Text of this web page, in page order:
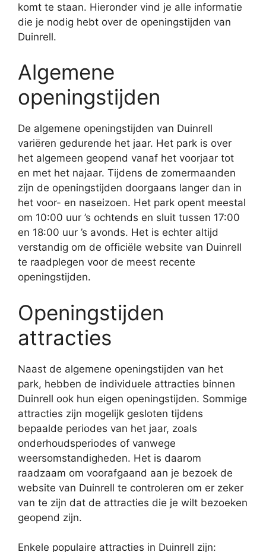
komt te staan. Hieronder vind je alle informatie
die je nodig hebt over de openingstijden van
Duinrell.
Algemene
openingstijden
De algemene openingstijden van Duinrell
variëren gedurende het jaar. Het park is over
het algemeen geopend vanaf het voorjaar tot
en met het najaar. Tijdens de zomermaanden
zijn de openingstijden doorgaans langer dan in
het voor- en naseizoen. Het park opent meestal
om 10:00 uur ’s ochtends en sluit tussen 17:00
en 18:00 uur ’s avonds. Het is echter altijd
verstandig om de officiële website van Duinrell
te raadplegen voor de meest recente
openingstijden.
Openingstijden
attracties
Naast de algemene openingstijden van het
park, hebben de individuele attracties binnen
Duinrell ook hun eigen openingstijden. Sommige
attracties zijn mogelijk gesloten tijdens
bepaalde periodes van het jaar, zoals
onderhoudsperiodes of vanwege
weersomstandigheden. Het is daarom
raadzaam om voorafgaand aan je bezoek de
website van Duinrell te controleren om er zeker
van te zijn dat de attracties die je wilt bezoeken
geopend zijn.
Enkele populaire attracties in Duinrell zijn: